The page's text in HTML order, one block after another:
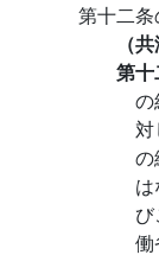
第十二条
（
第
の
の
働